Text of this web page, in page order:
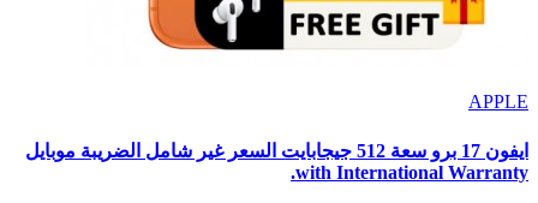
APPLE
ايفون 17 برو سعة 512 جيجابايت السعر غير شامل الضريبة موبايل
with International Warranty.